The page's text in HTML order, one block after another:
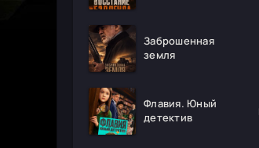
Заброшенная
земля
Флавия. Юный
детектив